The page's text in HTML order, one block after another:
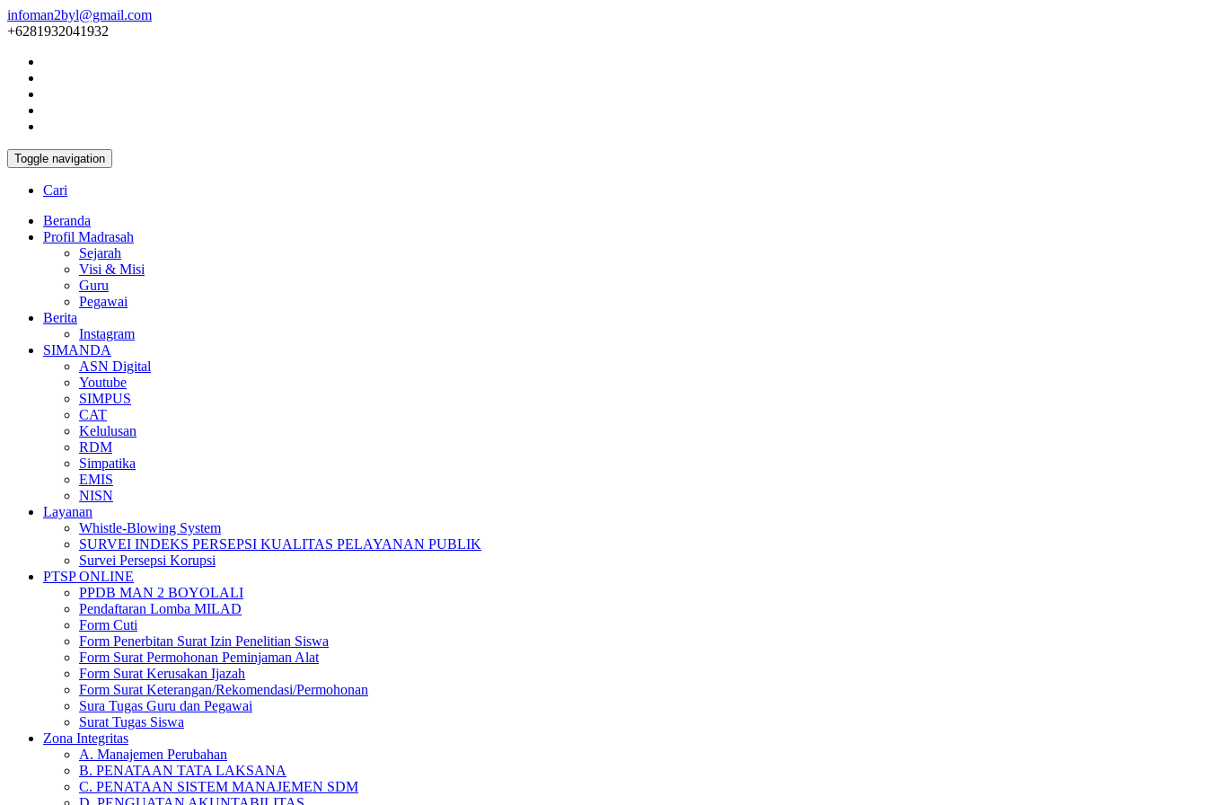
infoman2byl@gmail.com
+6281932041932
Toggle navigation
Cari
Beranda
Profil Madrasah
Sejarah
Visi & Misi
Guru
Pegawai
Berita
Instagram
SIMANDA
ASN Digital
Youtube
SIMPUS
CAT
Kelulusan
RDM
Simpatika
EMIS
NISN
Layanan
Whistle-Blowing System
SURVEI INDEKS PERSEPSI KUALITAS PELAYANAN PUBLIK
Survei Persepsi Korupsi
PTSP ONLINE
PPDB MAN 2 BOYOLALI
Pendaftaran Lomba MILAD
Form Cuti
Form Penerbitan Surat Izin Penelitian Siswa
Form Surat Permohonan Peminjaman Alat
Form Surat Kerusakan Ijazah
Form Surat Keterangan/Rekomendasi/Permohonan
Sura Tugas Guru dan Pegawai
Surat Tugas Siswa
Zona Integritas
A. Manajemen Perubahan
B. PENATAAN TATA LAKSANA
C. PENATAAN SISTEM MANAJEMEN SDM